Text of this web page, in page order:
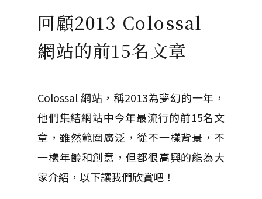
回顧2013 Colossal
網站的前15名文章
Colossal 網站，稱2013為夢幻的一年，
他們集結網站中今年最流行的前15名文
章，雖然範圍廣泛，從不一樣背景，不
一樣年齡和創意，但都很高興的能為大
家介紹，以下讓我們欣賞吧！